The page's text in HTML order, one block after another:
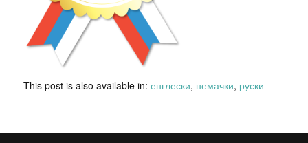
This post is also available in: енглески немачки руски